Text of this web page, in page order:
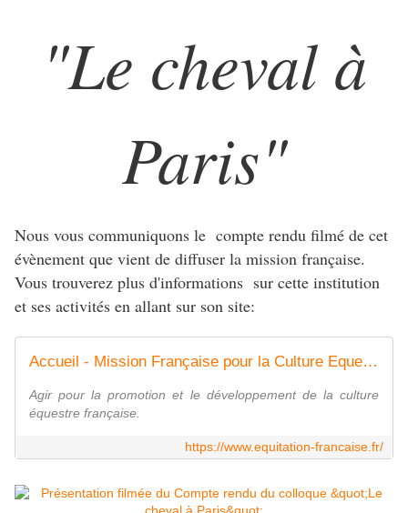
"Le cheval à
Paris"
Nous vous communiquons le compte rendu filmé de cet
évènement que vient de diffuser la mission française.
Vous trouverez plus d'informations sur cette institution
et ses activités en allant sur son site:
Accueil - Mission Française pour la Culture Equestre
Agir pour la promotion et le développement de la culture
équestre française.
https://www.equitation-francaise.fr/